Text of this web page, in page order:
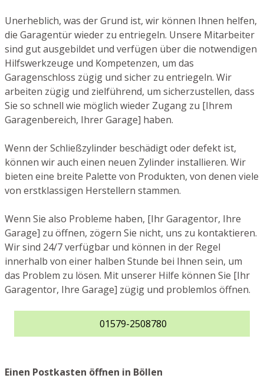
Unerheblich, was der Grund ist, wir können Ihnen helfen,
die Garagentür wieder zu entriegeln. Unsere Mitarbeiter
sind gut ausgebildet und verfügen über die notwendigen
Hilfswerkzeuge und Kompetenzen, um das
Garagenschloss zügig und sicher zu entriegeln. Wir
arbeiten zügig und zielführend, um sicherzustellen, dass
Sie so schnell wie möglich wieder Zugang zu [Ihrem
Garagenbereich, Ihrer Garage] haben.
Wenn der Schließzylinder beschädigt oder defekt ist,
können wir auch einen neuen Zylinder installieren. Wir
bieten eine breite Palette von Produkten, von denen viele
von erstklassigen Herstellern stammen.
Wenn Sie also Probleme haben, [Ihr Garagentor, Ihre
Garage] zu öffnen, zögern Sie nicht, uns zu kontaktieren.
Wir sind 24/7 verfügbar und können in der Regel
innerhalb von einer halben Stunde bei Ihnen sein, um
das Problem zu lösen. Mit unserer Hilfe können Sie [Ihr
Garagentor, Ihre Garage] zügig und problemlos öffnen.
01579-2508780
Einen Postkasten öffnen in Böllen